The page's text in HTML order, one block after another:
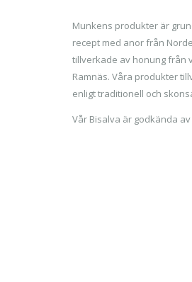
Munkens produkter är
recept med anor från
tillverkade av honung från
Ramnäs. Våra produkter
enligt traditionell och
Vår Bisalva är godkända